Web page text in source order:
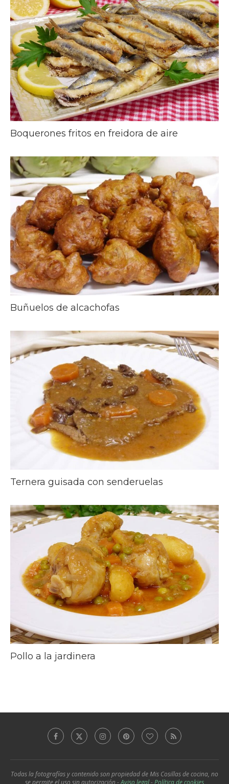
Boquerones fritos en freidora de aire
Buñuelos de alcachofas
Ternera guisada con senderuelas
Pollo a la jardinera
Todas la fotografías y contenido son propiedad de Mis Cosillas de cocina, no
se permite el uso sin autorización - Aviso legal- Política de cookies